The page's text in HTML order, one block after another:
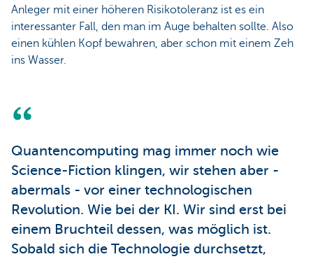
Anleger mit einer höheren Risikotoleranz ist es ein
interessanter Fall, den man im Auge behalten sollte. Also
einen kühlen Kopf bewahren, aber schon mit einem Zeh
ins Wasser.
Quantencomputing mag immer noch wie
Science-Fiction klingen, wir stehen aber -
abermals - vor einer technologischen
Revolution. Wie bei der KI. Wir sind erst bei
einem Bruchteil dessen, was möglich ist.
Sobald sich die Technologie durchsetzt,